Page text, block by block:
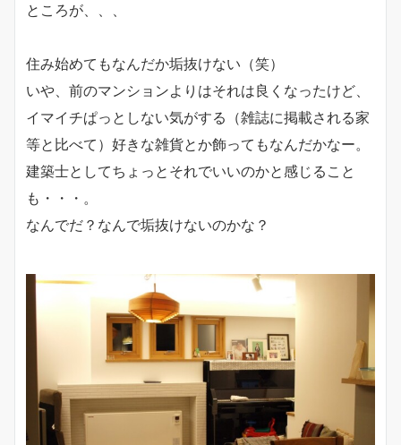
ところが、、、
住み始めてもなんだか垢抜けない（笑）
いや、前のマンションよりはそれは良くなったけど、
イマイチぱっとしない気がする（雑誌に掲載される家
等と比べて）好きな雑貨とか飾ってもなんだかなー。
建築士としてちょっとそれでいいのかと感じること
も・・・。
なんでだ？なんで垢抜けないのかな？